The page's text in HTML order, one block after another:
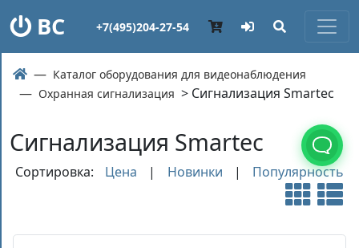
ВС +7(495)204-27-54
Каталог оборудования для видеонаблюдения
Охранная сигнализация > Сигнализация Smartec
Сигнализация Smartec
Сортировка: Цена | Новинки | Популярность